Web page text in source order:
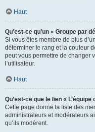
Haut
Qu’est-ce qu’un « Groupe par
Si vous êtes membre de plus
déterminer le rang et la couleur
peut vous permettre de changer
l’utilisateur.
Haut
Qu’est-ce que le lien « L’équipe
Cette page donne la liste des
administrateurs et modérateurs
qu’ils modèrent.